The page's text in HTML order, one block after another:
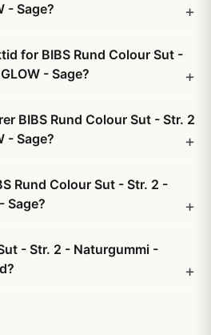
- Sage?
for BIBS Rund Colour Sut -
- Sage?
BIBS Rund Colour Sut - Str. 2
- Sage?
Rund Colour Sut - Str. 2 -
Sage?
- Str. 2 - Naturgummi -